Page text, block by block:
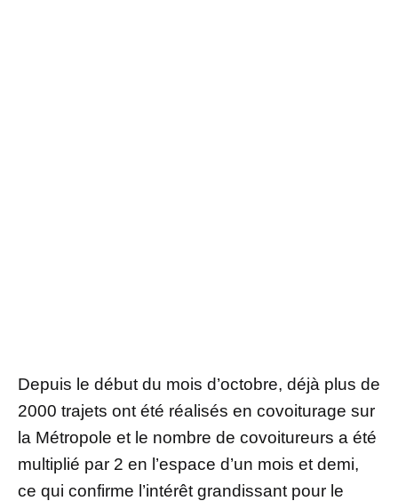
Depuis le début du mois d’octobre, déjà plus de
2000 trajets ont été réalisés en covoiturage sur
la Métropole et le nombre de covoitureurs a été
multiplié par 2 en l’espace d’un mois et demi,
ce qui confirme l’intérêt grandissant pour le